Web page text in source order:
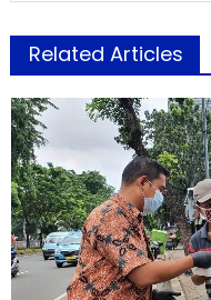
Related Articles